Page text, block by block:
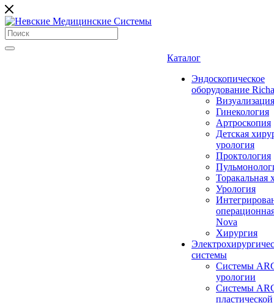
Каталог
Эндоскопическое
оборудование
Визуализация
Гинекология
Артроскопия
Детская
урология
Проктология
Торакальная
Урология
Nova
Хирургия
системы
Системы
урологии
Системы
пластической